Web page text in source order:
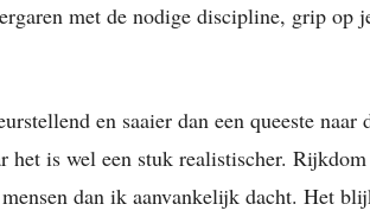
met de nodige discipline, grip op
en saaier dan een queeste naar
het is wel een stuk realistischer.
dan ik aanvankelijk dacht. Het